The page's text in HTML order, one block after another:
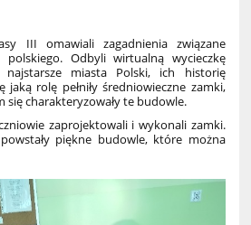
III omawiali zagadnienia związane
Odbyli wirtualną wycieczkę
miasta Polski, ich historię
jaką rolę pełniły średniowieczne zamki,
się charakteryzowały te budowle.
zaprojektowali i wykonali zamki.
piękne budowle, które można